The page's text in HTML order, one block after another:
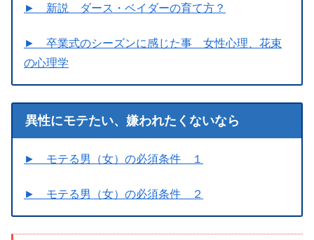
► 新説 ダース・ベイダーの育て方？
► 卒業式のシーズンに感じた事 女性心理、花束
の心理学
異性にモテたい、嫌われたくないなら
► モテる男（女）の必須条件 １
► モテる男（女）の必須条件 ２